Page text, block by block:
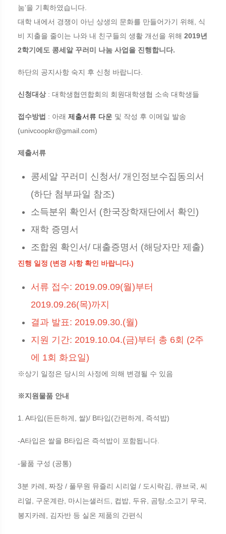
눔’을 기획하였습니다.
대학 내에서 경쟁이 아닌 상생의 문화를 만들어가기 위해, 식
비 지출을 줄이는 나와 내 친구들의 생활 개선을 위해 2019년
2학기에도 콩세알 꾸러미 나눔 사업을 진행합니다.
하단의 공지사항 숙지 후 신청 바랍니다.
신청대상: 대학생협연합회의 회원대학생협 소속 대학생들
접수방법 : 아래 제출서류 다운 및 작성 후 이메일 발송
(univcoopkr@gmail.com)
제출서류
콩세알 꾸러미 신청서/ 개인정보수집동의서
(하단 첨부파일 참조)
소득분위 확인서 (한국장학재단에서 확인)
재학 증명서
조합원 확인서/ 대출증명서 (해당자만 제출)
진행 일정 (변경 사항 확인 바랍니다.)
서류 접수: 2019.09.09(월)부터
2019.09.26(목)까지
결과 발표: 2019.09.30.(월)
지원 기간: 2019.10.04.(금)부터 총 6회 (2주
에 1회 화요일)
※상기 일정은 당시의 사정에 의해 변경될 수 있음
※지원물품 안내
1. A타입 (든든하게 쌀)/ B타입 (간편하게 즉석밥)
-A타입은 쌀을 B타입은 즉석밥이 포함됩니다
-물품 구성 (공통)
3분 카레 짜장 / 풀무원 뮤즐리 시리얼 / 도시락김 큐브국 씨
리얼
구운계란 마시는샐러드 컵밥 두유 곰탕 소고기 무국
봉지카레 김자반 등 실온 제품의 간편식